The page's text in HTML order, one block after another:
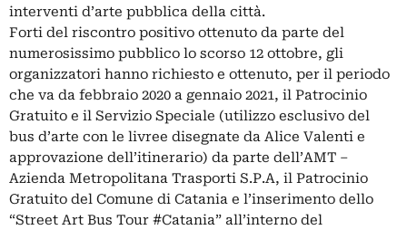
interventi d’arte pubblica della città.
Forti del riscontro positivo ottenuto da parte del
numerosissimo pubblico lo scorso 12 ottobre, gli
organizzatori hanno richiesto e ottenuto, per il periodo
che va da febbraio 2020 a gennaio 2021, il Patrocinio
Gratuito e il Servizio Speciale (utilizzo esclusivo del
bus d’arte con le livree disegnate da Alice Valenti e
approvazione dell’itinerario) da parte dell’AMT –
Azienda Metropolitana Trasporti S.P.A, il Patrocinio
Gratuito del Comune di Catania e l’inserimento dello
“Street Art Bus Tour #Catania” all’interno del